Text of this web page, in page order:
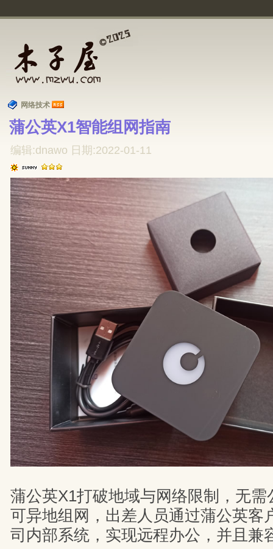
网络技术
蒲公英X1智能组网指南
编辑:dnawo 日期:2022-01-11
蒲公英X1打破地域与网络限制，无需
可异地组网，出差人员通过蒲公英客
司内部系统，实现远程办公，并且兼